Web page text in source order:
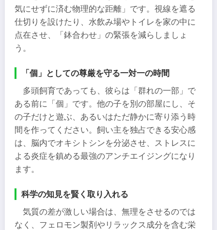
気にせずに済む物理的な距離」です。視線を遮る
仕切りを設けたり、水飲み場やトイレを家の中に
点在させ、「鉢合わせ」の緊張を減らしましょ
う。
「個」としての尊厳を守る一対一の時間
多頭飼育であっても、彼らは「群れの一部」で
ある前に「個」です。他の子を別の部屋にし、そ
の子だけと遊ぶ、あるいはただ静かに寄り添う時
間を作ってください。飼い主を独占できる安心感
は、脳内でオキシトシンを分泌させ、ストレスに
よる炎症を鎮める最強のアンチエイジングになり
ます。
科学の知見を賢く取り入れる
気質の差が激しい場合は、無理をさせるのでは
なく、フェロモン製剤やリラックス成分を含む栄